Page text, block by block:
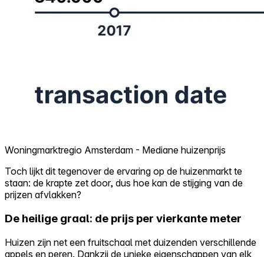
Woningmarktregio Amsterdam - Mediane huizenprijs
Toch lijkt dit tegenover de ervaring op de huizenmarkt te
staan: de krapte zet door, dus hoe kan de stijging van de
prijzen afvlakken?
De heilige graal: de prijs per vierkante meter
Huizen zijn net een fruitschaal met duizenden verschillende
appels en peren. Dankzij de unieke eigenschappen van elk